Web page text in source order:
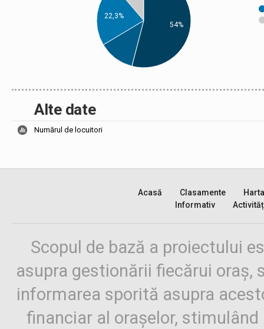
22,3%
54%
Alte date
Numărul de locuitori
Acasă Clasamente
Harta
Informativ
Scopul de bază a proiectului
asupra gestionării fiecărui oraș,
informarea sporită asupra
financiar al orașelor,